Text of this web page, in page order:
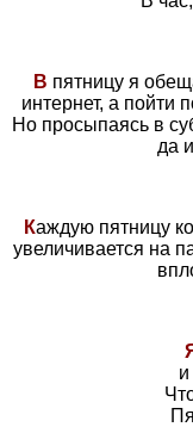
В пятницу я
интернет, а пойти
Но просыпаясь в
да
Каждую пятницу
увеличивается на
и